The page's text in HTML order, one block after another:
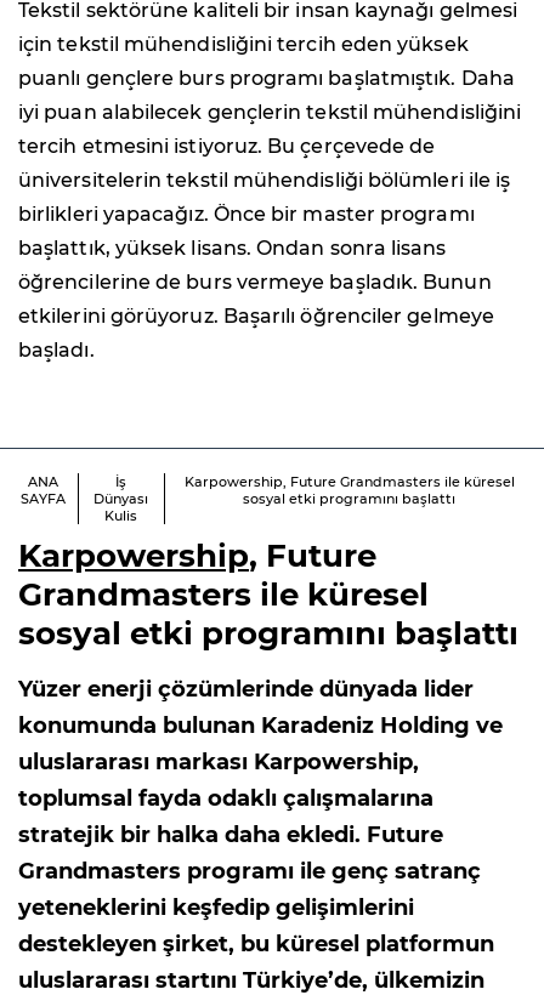
Tekstil sektörüne kaliteli bir insan kaynağı gelmesi
için tekstil mühendisliğini tercih eden yüksek
puanlı gençlere burs programı başlatmıştık. Daha
iyi puan alabilecek gençlerin tekstil mühendisliğini
tercih etmesini istiyoruz. Bu çerçevede de
üniversitelerin tekstil mühendisliği bölümleri ile iş
birlikleri yapacağız. Önce bir master programı
başlattık, yüksek lisans. Ondan sonra lisans
öğrencilerine de burs vermeye başladık. Bunun
etkilerini görüyoruz. Başarılı öğrenciler gelmeye
başladı.
ANA
SAYFA
İş
Dünyası
Kulis
Karpowership, Future Grandmasters ile küresel
sosyal etki programını başlattı
Karpowership, Future
Grandmasters ile küresel
sosyal etki programını başlattı
Yüzer enerji çözümlerinde dünyada lider
konumunda bulunan Karadeniz Holding ve
uluslararası markası Karpowership,
toplumsal fayda odaklı çalışmalarına
stratejik bir halka daha ekledi. Future
Grandmasters programı ile genç satranç
yeteneklerini keşfedip gelişimlerini
destekleyen şirket, bu küresel platformun
uluslararası startını Türkiye’de, ülkemizin